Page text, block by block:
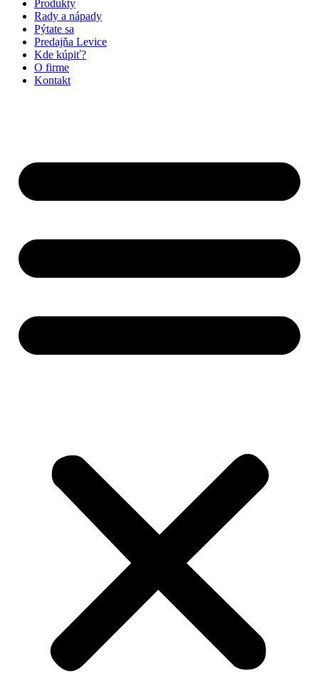
Produkty
Rady a nápady
Pýtate sa
Predajňa Levice
Kde kúpiť?
O firme
Kontakt